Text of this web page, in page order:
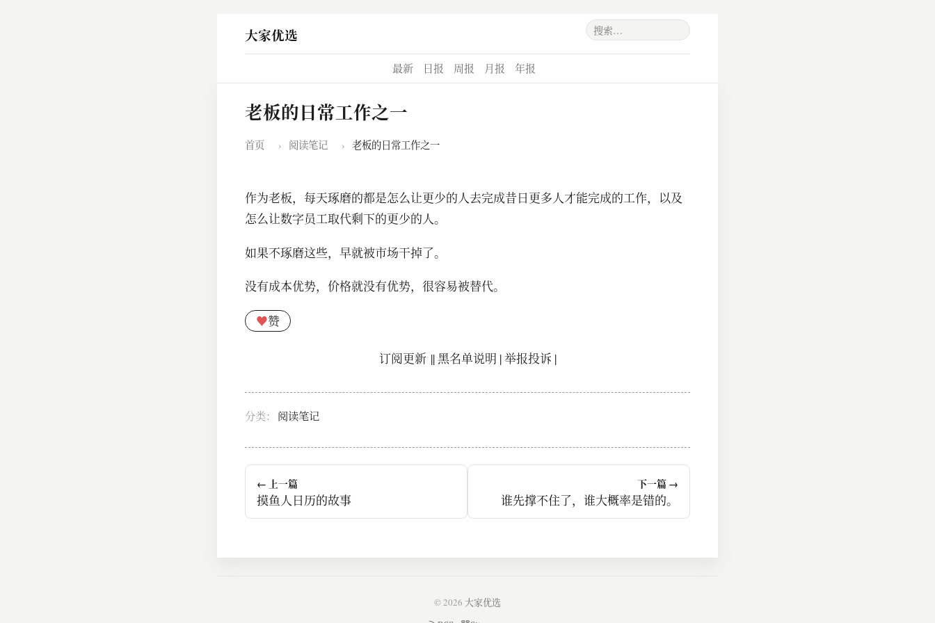
大家优选
最新 日报 周报 月报 年报
老板的日常工作之一
首页 › 阅读笔记 › 老板的日常工作之一
作为老板，每天琢磨的都是怎么让更少的人去完成昔日更多人才能完成的工作，以及
怎么让数字员工取代剩下的更少的人。
如果不琢磨这些，早就被市场干掉了。
没有成本优势，价格就没有优势，很容易被替代。
♥赞
订阅更新||黑名单说明 |举报投诉 |
分类： 阅读笔记
← 上一篇
摸鱼人日历的故事
下一篇 →
谁先撑不住了，谁大概率是错的。
© 2026 大家优选